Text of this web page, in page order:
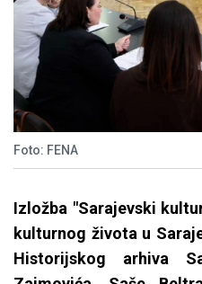
Foto: FENA
Izložba "Sarajevski
kulturnog života u
Historijskog arhiva